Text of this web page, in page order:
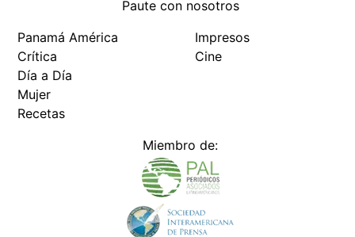
Paute con nosotros
Panamá América
Crítica
Día a Día
Mujer
Recetas
Impresos
Cine
Miembro de: